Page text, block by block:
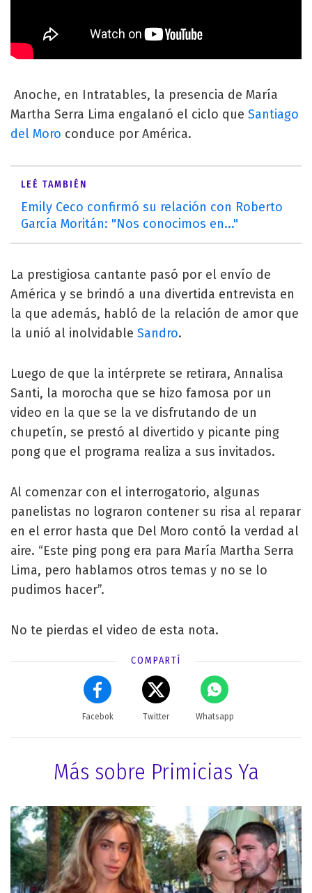
Anoche, en Intratables, la presencia de María
Martha Serra Lima engalanó el ciclo que Santiago
del Moro conduce por América.
LEÉ TAMBIÉN
Emily Ceco confirmó su relación con Roberto
García Moritán: "Nos conocimos en..."
La prestigiosa cantante pasó por el envío de
América y se brindó a una divertida entrevista en
la que además, habló de la relación de amor que
la unió al inolvidable Sandro.
Luego de que la intérprete se retirara, Annalisa
Santi, la morocha que se hizo famosa por un
video en la que se la ve disfrutando de un
chupetín, se prestó al divertido y picante ping
pong que el programa realiza a sus invitados.
Al comenzar con el interrogatorio, algunas
panelistas no lograron contener su risa al reparar
en el error hasta que Del Moro contó la verdad al
aire. “Este ping pong era para María Martha Serra
Lima, pero hablamos otros temas y no se lo
pudimos hacer”.
No te pierdas el video de esta nota.
COMPARTÍ
Facebok Twitter Whatsapp
Más sobre Primicias Ya